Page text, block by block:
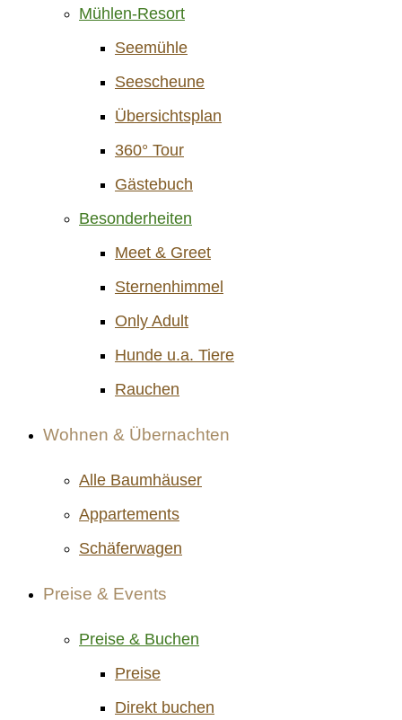
Mühlen-Resort
Seemühle
Seescheune
Übersichtsplan
360° Tour
Gästebuch
Besonderheiten
Meet & Greet
Sternenhimmel
Only Adult
Hunde u.a. Tiere
Rauchen
Wohnen & Übernachten
Alle Baumhäuser
Appartements
Schäferwagen
Preise & Events
Preise & Buchen
Preise
Direkt buchen